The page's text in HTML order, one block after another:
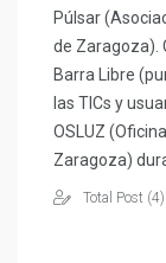
Púlsar
de Zaragoza).
Barra Libre
las TICs y
OSLUZ
Zaragoza)
Total Post (4)